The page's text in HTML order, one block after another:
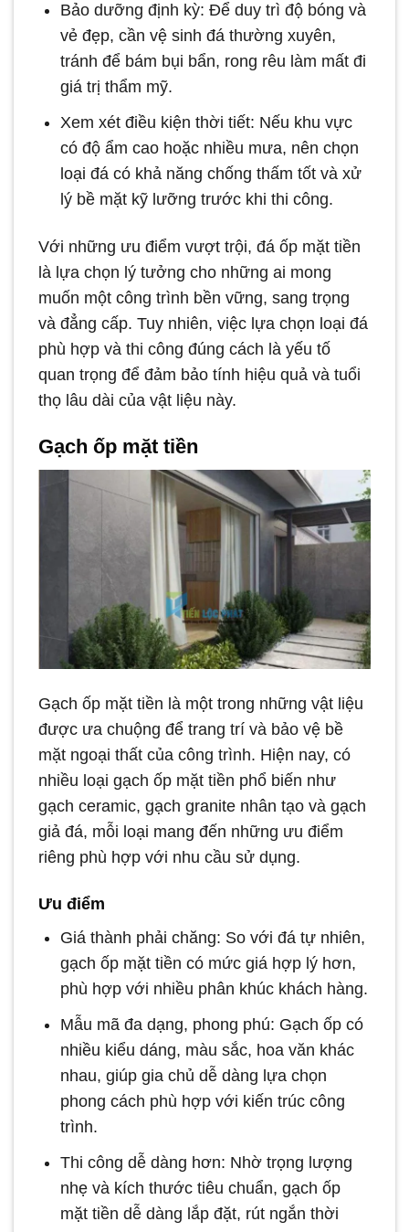
Bảo dưỡng định kỳ: Để duy trì độ bóng và
vẻ đẹp, cần vệ sinh đá thường xuyên,
tránh để bám bụi bẩn, rong rêu làm mất đi
giá trị thẩm mỹ.
Xem xét điều kiện thời tiết: Nếu khu vực
có độ ẩm cao hoặc nhiều mưa, nên chọn
loại đá có khả năng chống thấm tốt và xử
lý bề mặt kỹ lưỡng trước khi thi công.
Với những ưu điểm vượt trội, đá ốp mặt tiền
là lựa chọn lý tưởng cho những ai mong
muốn một công trình bền vững, sang trọng
và đẳng cấp. Tuy nhiên, việc lựa chọn loại đá
phù hợp và thi công đúng cách là yếu tố
quan trọng để đảm bảo tính hiệu quả và tuổi
thọ lâu dài của vật liệu này.
Gạch ốp mặt tiền
Gạch ốp mặt tiền là một trong những vật liệu
được ưa chuộng để trang trí và bảo vệ bề
mặt ngoại thất của công trình. Hiện nay, có
nhiều loại gạch ốp mặt tiền phổ biến như
gạch ceramic, gạch granite nhân tạo và gạch
giả đá, mỗi loại mang đến những ưu điểm
riêng phù hợp với nhu cầu sử dụng.
Ưu điểm
Giá thành phải chăng: So với đá tự nhiên,
gạch ốp mặt tiền có mức giá hợp lý hơn,
phù hợp với nhiều phân khúc khách hàng.
Mẫu mã đa dạng, phong phú: Gạch ốp có
nhiều kiểu dáng, màu sắc, hoa văn khác
nhau, giúp gia chủ dễ dàng lựa chọn
phong cách phù hợp với kiến trúc công
trình.
Thi công dễ dàng hơn: Nhờ trọng lượng
nhẹ và kích thước tiêu chuẩn, gạch ốp
mặt tiền dễ dàng lắp đặt, rút ngắn thời